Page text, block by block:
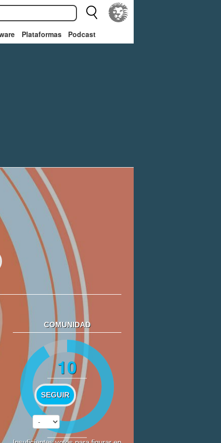
Plataformas Podcast
COMUNIDAD
10
SEGUIR